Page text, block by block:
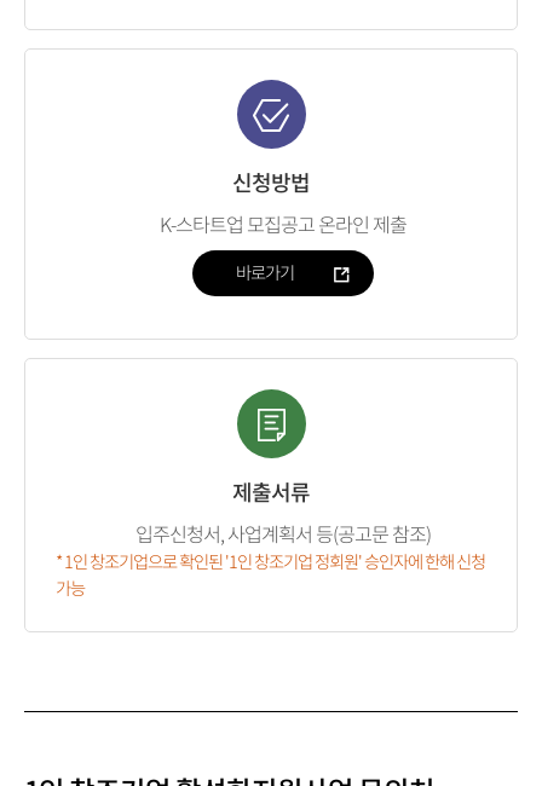
신청방법
K-스타트업 모집공고 온라인 제출
바로가기
제출서류
입주신청서, 사업계획서 등(공고문 참조)
* 1인 창조기업으로 확인된 '1인 창조기업 정회원' 승인자에 한해 신청
가능